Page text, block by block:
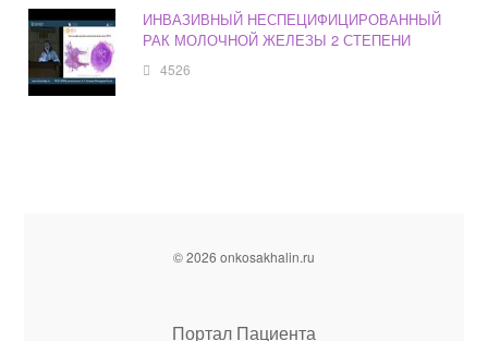
ИНВАЗИВНЫЙ НЕСПЕЦИФИЦИРОВАННЫЙ
РАК МОЛОЧНОЙ ЖЕЛЕЗЫ 2 СТЕПЕНИ
4526
© 2026 onkosakhalin.ru
Портал Пациента